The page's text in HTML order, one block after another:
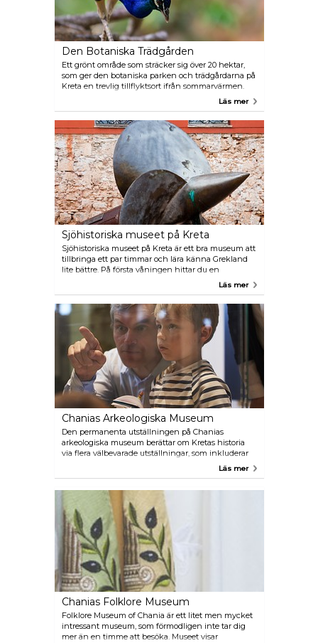
Den Botaniska Trädgården
Ett grönt område som sträcker sig över 20 hektar,
som ger den botaniska parken och trädgårdarna på
Kreta en trevlig tillflyktsort ifrån sommarvärmen.
Området är övervuxet av flera arter av örter,
världen. Parkerna är också hem för färgglada
påfåglar och andra djur. Naturen och färgerna är en
underbar upplevelse för hela familjen och är värt ett
besök.
Läs mer
Sjöhistoriska museet på Kreta
Sjöhistoriska museet på Kreta är ett bra museum att
tillbringa ett par timmar och lära känna Grekland
lite bättre. På första våningen hittar du en
intressant film om historien om Kreta. Detta är ett
är här, njut av den fina utsikten över hamnen och
fyren.
Läs mer
Chanias Arkeologiska Museum
Den permanenta utställningen på Chanias
arkeologiska museum berättar om Kretas historia
via flera välbevarade utställningar, som inkluderar
mosaik, smycken, mynt, skulpturer och andraLäs mer
Chanias Folklore Museum
Folklore Museum of Chania är ett litet men mycket
intressant museum, som förmodligen inte tar dig
mer än en timme att besöka. Museet visar